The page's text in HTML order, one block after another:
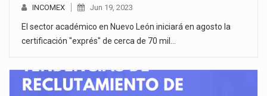
INCOMEX Jun 19, 2023
El sector académico en Nuevo León iniciará en agosto la
certificación "exprés" de cerca de 70 mil…